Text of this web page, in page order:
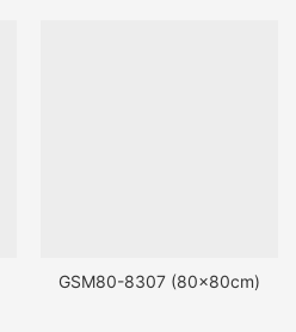
GSM80-8307 (80x80cm)